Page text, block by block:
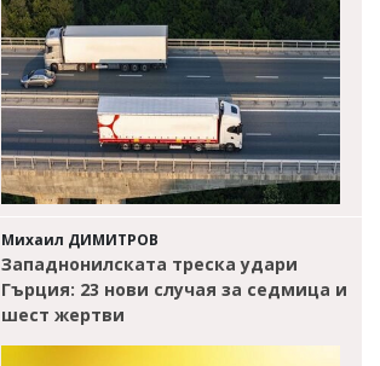
Михаил ДИМИТРОВ
Западнонилската треска удари
Гърция: 23 нови случая за седмица и
шест жертви